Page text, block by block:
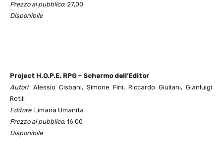
Prezzo al pubblico: 27,00
Disponibile
Project H.O.P.E. RPG – Schermo dell’Editor
Autori: Alessio Cisbani, Simone Fini, Riccardo Giuliani, Gianluigi
Rotili
Editore: Limana Umanita
Prezzo al pubblico: 16,00
Disponibile